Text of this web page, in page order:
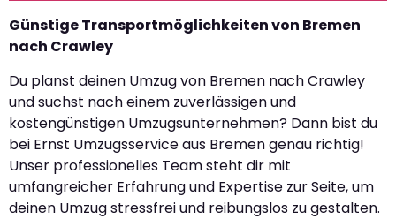
Günstige Transportmöglichkeiten von Bremen
nach Crawley
Du planst deinen Umzug von Bremen nach Crawley
und suchst nach einem zuverlässigen und
kostengünstigen Umzugsunternehmen? Dann bist du
bei Ernst Umzugsservice aus Bremen genau richtig!
Unser professionelles Team steht dir mit
umfangreicher Erfahrung und Expertise zur Seite, um
deinen Umzug stressfrei und reibungslos zu gestalten.